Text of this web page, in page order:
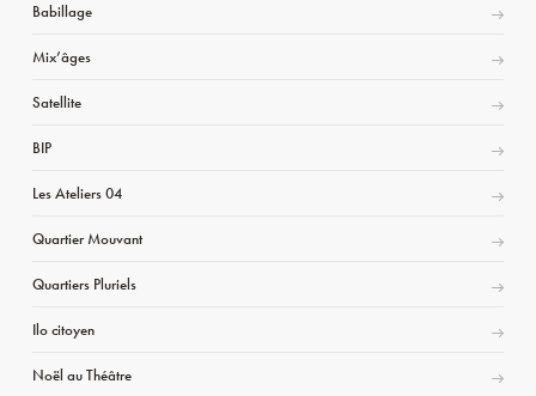
Babillage
Mix’âges
Satellite
BIP
Les Ateliers 04
Quartier Mouvant
Quartiers Pluriels
Ilo citoyen
Noël au Théâtre